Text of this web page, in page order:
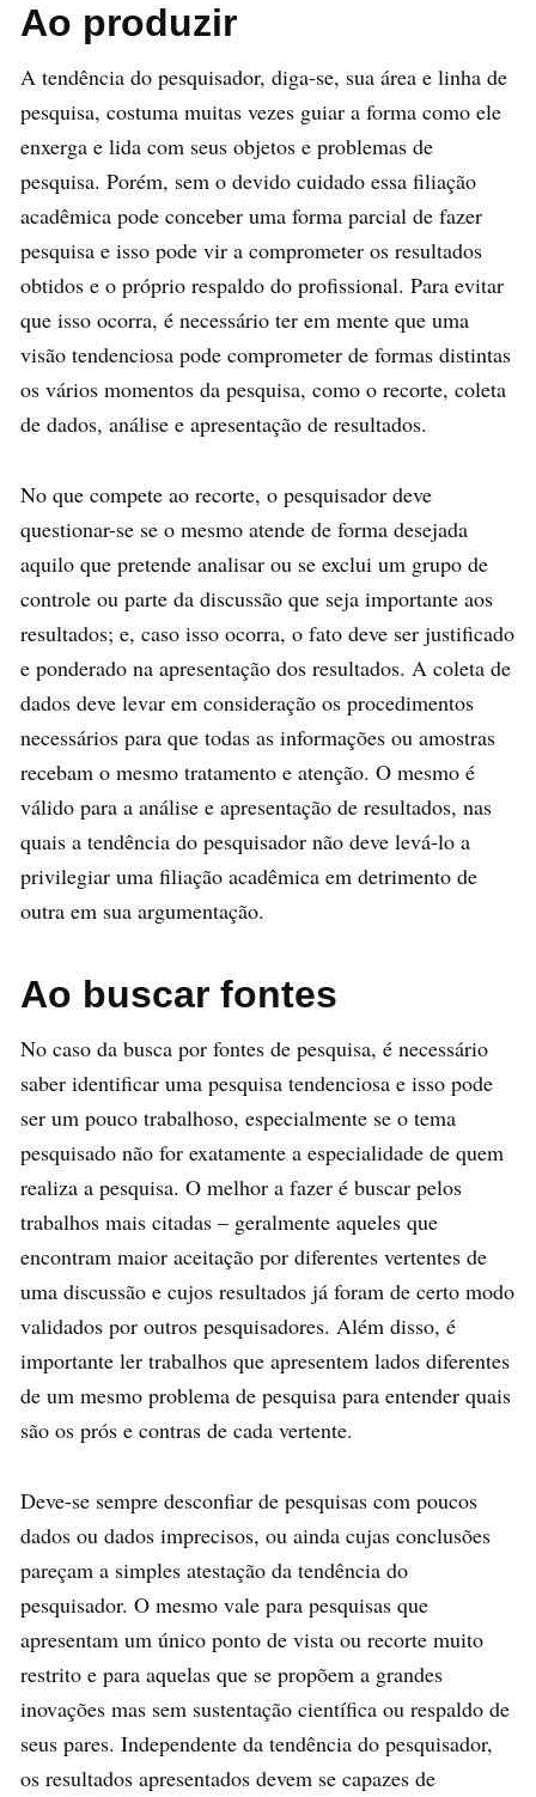
Ao produzir
A tendência do pesquisador, diga-se, sua área e linha de
pesquisa, costuma muitas vezes guiar a forma como ele
enxerga e lida com seus objetos e problemas de
pesquisa. Porém, sem o devido cuidado essa filiação
acadêmica pode conceber uma forma parcial de fazer
pesquisa e isso pode vir a comprometer os resultados
obtidos e o próprio respaldo do profissional. Para evitar
que isso ocorra, é necessário ter em mente que uma
visão tendenciosa pode comprometer de formas distintas
os vários momentos da pesquisa, como o recorte, coleta
de dados, análise e apresentação de resultados.
No que compete ao recorte, o pesquisador deve
questionar-se se o mesmo atende de forma desejada
aquilo que pretende analisar ou se exclui um grupo de
controle ou parte da discussão que seja importante aos
resultados; e, caso isso ocorra, o fato deve ser justificado
e ponderado na apresentação dos resultados. A coleta de
dados deve levar em consideração os procedimentos
necessários para que todas as informações ou amostras
recebam o mesmo tratamento e atenção. O mesmo é
válido para a análise e apresentação de resultados, nas
quais a tendência do pesquisador não deve levá-lo a
privilegiar uma filiação acadêmica em detrimento de
outra em sua argumentação.
Ao buscar fontes
No caso da busca por fontes de pesquisa, é necessário
saber identificar uma pesquisa tendenciosa e isso pode
ser um pouco trabalhoso, especialmente se o tema
pesquisado não for exatamente a especialidade de quem
realiza a pesquisa. O melhor a fazer é buscar pelos
trabalhos mais citadas – geralmente aqueles que
encontram maior aceitação por diferentes vertentes de
uma discussão e cujos resultados já foram de certo modo
validados por outros pesquisadores. Além disso, é
importante ler trabalhos que apresentem lados diferentes
de um mesmo problema de pesquisa para entender quais
são os prós e contras de cada vertente.
Deve-se sempre desconfiar de pesquisas com poucos
dados ou dados imprecisos, ou ainda cujas conclusões
pareçam a simples atestação da tendência do
pesquisador. O mesmo vale para pesquisas que
apresentam um único ponto de vista ou recorte muito
restrito e para aquelas que se propõem a grandes
inovações mas sem sustentação científica ou respaldo de
seus pares. Independente da tendência do pesquisador,
os resultados apresentados devem se capazes de